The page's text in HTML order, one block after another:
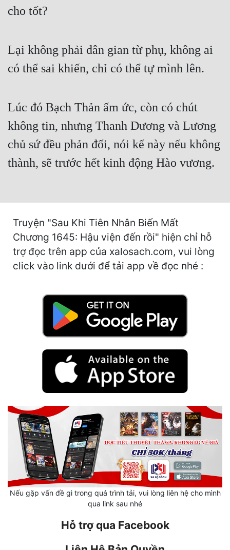
Góc Nhìn Nữ
Huyền Nghi
Huyền Ảo
Hệ Thống
Học Đường
Kỳ Huyễn
Kỳ Ảo
Ngược
Nữ Cường
Nữ Phụ
Phong Thủy - Tâm Linh
cho tốt?
Lại không phải dân gian từ phụ, không ai
có thể sai khiến, chỉ có thể tự mình lên.
Lúc đó Bạch Thản ấm ức, còn có chút
không tin, nhưng Thanh Dương và Lương
chủ sứ đều phản đối, nói kế này nếu không
thành, sẽ trước hết kinh động Hào vương.
Truyện "Sau Khi Tiên Nhân Biến Mất
Chương 1645: Hậu viện đến rồi" hiện chỉ hỗ
trợ đọc trên app của xalosach.com, vui lòng
click vào link dưới để tải app về đọc nhé :
Nếu gặp vấn đề gì trong quá trình tải, vui lòng liên hệ cho mình
qua link sau nhé
Hỗ trợ qua Facebook